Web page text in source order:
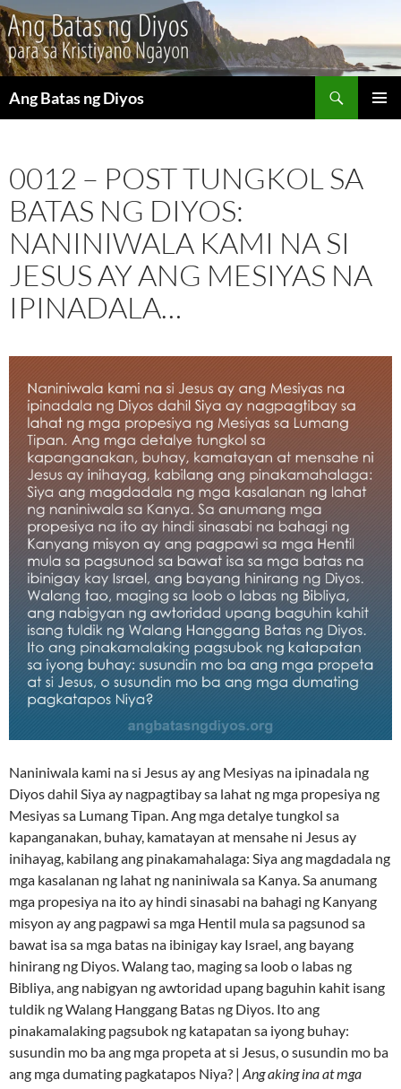
Ang Batas ng Diyos
0012 – POST TUNGKOL SA
BATAS NG DIYOS:
NANINIWALA KAMI NA SI
JESUS AY ANG MESIYAS NA
IPINADALA…
Naniniwala kami na si Jesus ay ang Mesiyas na ipinadala ng
Diyos dahil Siya ay nagpagtibay sa lahat ng mga propesiya ng
Mesiyas sa Lumang Tipan. Ang mga detalye tungkol sa
kapanganakan, buhay, kamatayan at mensahe ni Jesus ay
inihayag, kabilang ang pinakamahalaga: Siya ang magdadala ng
mga kasalanan ng lahat ng naniniwala sa Kanya. Sa anumang
mga propesiya na ito ay hindi sinasabi na bahagi ng Kanyang
misyon ay ang pagpawi sa mga Hentil mula sa pagsunod sa
bawat isa sa mga batas na ibinigay kay Israel, ang bayang
hinirang ng Diyos. Walang tao, maging sa loob o labas ng
Bibliya, ang nabigyan ng awtoridad upang baguhin kahit isang
tuldik ng Walang Hanggang Batas ng Diyos. Ito ang
pinakamalaking pagsubok ng katapatan sa iyong buhay:
susundin mo ba ang mga propeta at si Jesus, o susundin mo ba
ang mga dumating pagkatapos Niya? | Ang aking ina at mga